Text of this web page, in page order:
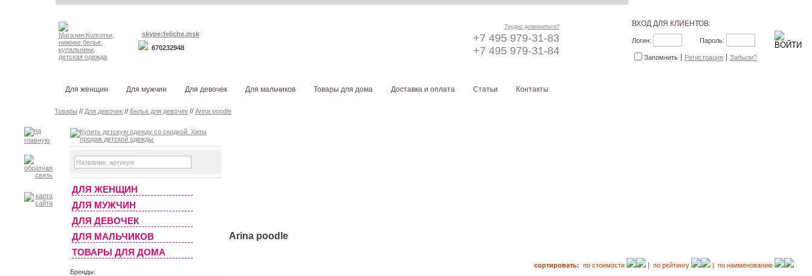
skype:feliche.msk
670232948
Трудно дозвониться?
+7 495 979-31-83
+7 495 979-31-84
ВХОД ДЛЯ КЛИЕНТОВ:
Логин: Пароль:
Запомнить Регистрация Забыли?
Для женщин Для мужчин Для девочек Для мальчиков Товары для дома Доставка и оплата Статьи Контакты
Товары // Для девочек // Белье для девочек // Arina poodle
ДЛЯ ЖЕНЩИН
ДЛЯ МУЖЧИН
ДЛЯ ДЕВОЧЕК
ДЛЯ МАЛЬЧИКОВ
ТОВАРЫ ДЛЯ ДОМА
Бренды:
Arina poodle
сортировать: по стоимости | по рейтингу | по наименованию